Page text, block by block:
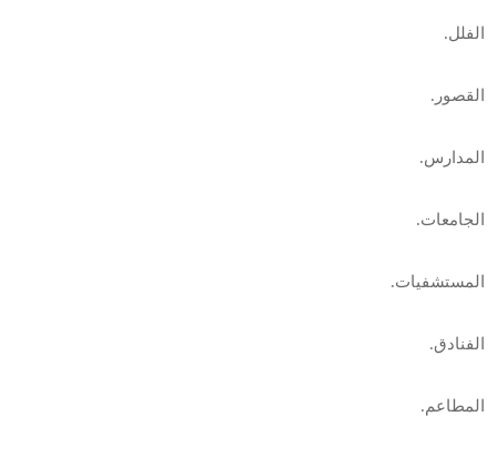
الفلل.
القصور.
المدارس.
الجامعات.
المستشفيات.
الفنادق.
المطاعم.